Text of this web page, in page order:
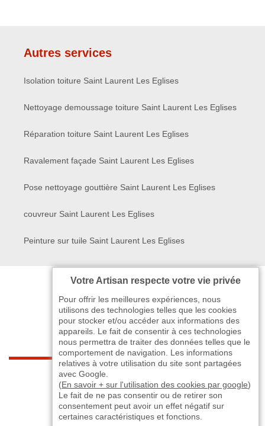
Autres services
Isolation toiture Saint Laurent Les Eglises
Nettoyage demoussage toiture Saint Laurent Les Eglises
Réparation toiture Saint Laurent Les Eglises
Ravalement façade Saint Laurent Les Eglises
Pose nettoyage gouttière Saint Laurent Les Eglises
couvreur Saint Laurent Les Eglises
Peinture sur tuile Saint Laurent Les Eglises
indisponible - indisponible>
Votre Artisan respecte votre vie privée
Pour offrir les meilleures expériences, nous
utilisons des technologies telles que les cookies
pour stocker et/ou accéder aux informations des
appareils. Le fait de consentir à ces technologies
nous permettra de traiter des données telles que le
comportement de navigation. Les informations
relatives à votre utilisation du site sont partagées
avec Google.
(En savoir + sur l'utilisation des cookies par google)
Le fait de ne pas consentir ou de retirer son
consentement peut avoir un effet négatif sur
certaines caractéristiques et fonctions.